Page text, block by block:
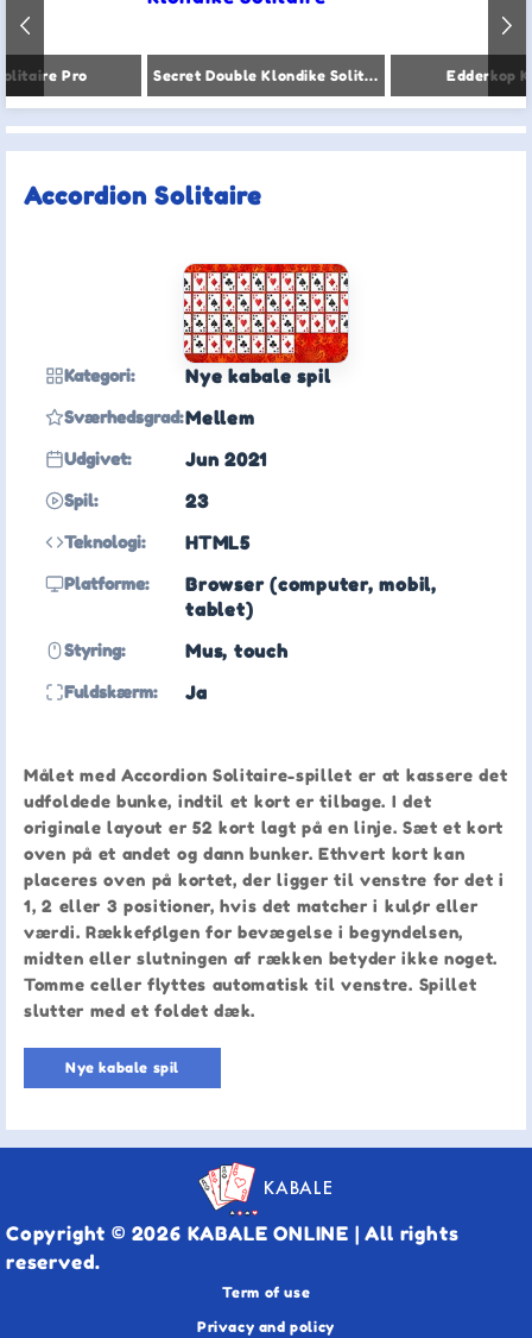
Pro Secret Double Klondike Solitaire Edderkop
Accordion Solitaire
Kategori: Nye kabale spil
Sværhedsgrad:Mellem
Udgivet: Jun 2021
Spil: 23
Teknologi: HTML5
Platforme:
Browser (computer, mobil,
tablet)
Styring: Mus, touch
Fuldskærm: Ja
Målet med Accordion Solitaire-spillet er at kassere det
udfoldede bunke, indtil et kort er tilbage. I det
originale layout er 52 kort lagt på en linje. Sæt et kort
oven på et andet og dann bunker. Ethvert kort kan
placeres oven på kortet, der ligger til venstre for det i
1, 2 eller 3 positioner, hvis det matcher i kulør eller
værdi. Rækkefølgen for bevægelse i begyndelsen,
midten eller slutningen af rækken betyder ikke noget.
Tomme celler flyttes automatisk til venstre. Spillet
slutter med et foldet dæk.
Nye kabale spil
KABALE
Copyright © 2026 KABALE ONLINE | All rights
reserved.
Term of use
Privacy and policy